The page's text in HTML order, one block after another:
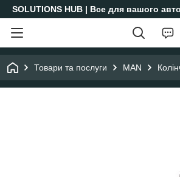
SOLUTIONS HUB | Все для вашого
Товари та послуги MAN